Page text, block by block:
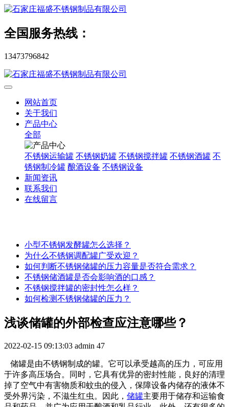
全国服务热线：
13473796842
网站首页
关于我们
产品中心
全部
不锈钢运输罐 不锈钢奶罐 不锈钢搅拌罐 不锈钢酒罐 不
锈钢制冷罐 酿酒设备 不锈钢设备
新闻资讯
联系我们
在线留言
小型不锈钢发酵罐怎么选择？
为什么不锈钢调配罐广受欢迎？
如何判断不锈钢储罐的压力容量是否符合需求？
不锈钢储酒罐是否会影响酒的口感？
不锈钢搅拌罐的密封性怎么样？
如何检测不锈钢储罐的压力？
浅谈储罐的外部检查应注意哪些？
2022-02-15 09:13:03 admin 47
储罐是由不锈钢制成的罐。它可以承受越高的压力，可应用
于许多高压场合。同时，它具有优异的密封性能，良好的清理
掉了空气中有害物质和蚊虫的侵入，保障设备内储存的液体不
受外界污染，不滋生红虫。因此， 储罐主要用于储存和运输食